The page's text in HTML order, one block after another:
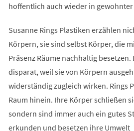
hoffentlich auch wieder in
Susanne Rings Plastiken erzählen
Körpern, sie sind selbst Körper, die
Präsenz Räume nachhaltig besetzen.
disparat, weil sie von Körpern
widerständig zugleich wirken. Rings
Raum hinein. Ihre Körper schließen
sondern sind immer auch ein gutes
erkunden und besetzen ihre Umwelt